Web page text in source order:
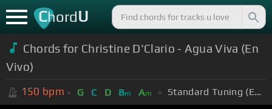
ChordU
Chords for Christine D'Clario - Agua Viva (En
Vivo)
150 bpm G C D Bm Am Standard Tuning (EADGBE)